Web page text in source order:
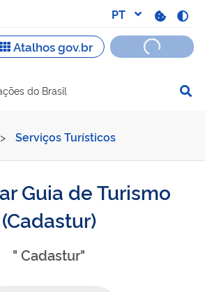
de navegação
do Brasil
de Turismo
> Serviços Turísticos
Guia de Turismo
(Cadastur)
" Cadastur"